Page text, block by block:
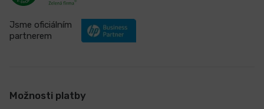
Jsme oficiálním
partnerem
Možnosti platby